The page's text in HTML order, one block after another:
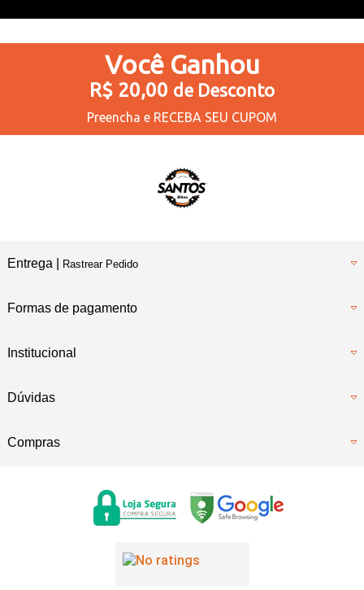
Você Ganhou
R$ 20,00 de Desconto
Preencha e RECEBA SEU CUPOM
Entrega | Rastrear Pedido
Formas de pagamento
Institucional
Dúvidas
Compras